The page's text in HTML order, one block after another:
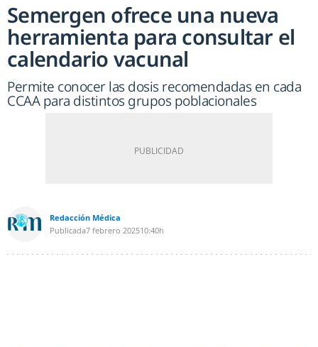
Semergen ofrece una nueva
herramienta para consultar el
calendario vacunal
Permite conocer las dosis recomendadas en cada
CCAA para distintos grupos poblacionales
Redacción Médica
Publicada7 febrero 202510:40h